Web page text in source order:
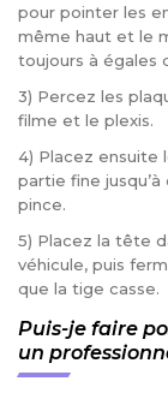
pour pointer les
même haut et le
toujours à égales
3) Percez les
filme et le plexis.
4) Placez ensuite
partie fine
pince.
5) Placez la tête
véhicule, puis
que la tige casse.
Puis-je faire
un